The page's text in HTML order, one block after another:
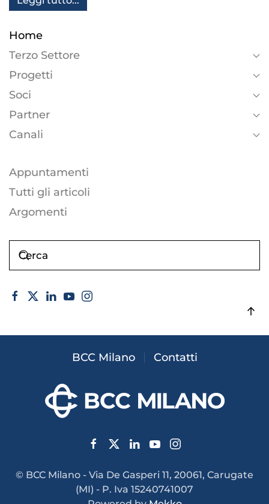
Home
Terzo Settore
Progetti
Soci
Partner
Canali
Appuntamenti
Tutti gli articoli
Argomenti
BCC Milano Contatti
© BCC Milano - Via De Gasperi 11, 20061, Carugate
(MI) - P. Iva 15240741007